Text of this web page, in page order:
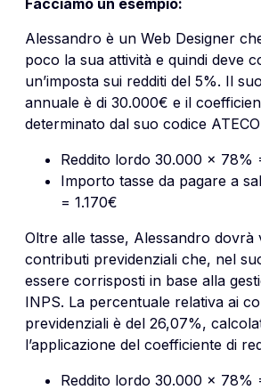
Alessandro è un Web Designer
poco la sua attività e quindi deve
un’imposta sui redditi del 5%. Il
annuale è di 30.000€ e il
determinato dal suo codice
Reddito lordo 30.000 x 78%
Importo tasse da pagare a
= 1.170€
Oltre alle tasse, Alessandro dovrà
contributi previdenziali che, nel
essere corrisposti in base alla
INPS. La percentuale relativa ai
previdenziali è del 26,07%,
l’applicazione del coefficiente di
Reddito lordo 30.000 x 78%